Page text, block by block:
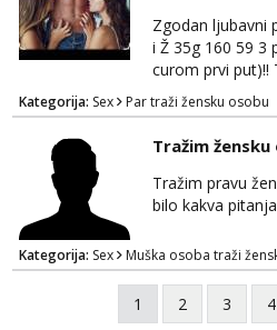
Zgodan ljubavni
i Ž 35g 160 59 3
curom prvi put)!!
curu koja bi nas
žestok odnos.
mora.Bitno da
bez
razmjeniti,ali
goo smo do
Kategorija: Sex Par traži žensku osobu
Tražim žensku
Tražim pravu
bilo kakva
Kategorija: Sex Muška osoba traži
1 2 3 4